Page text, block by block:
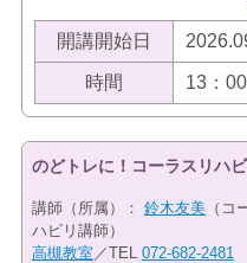
開講開始日
時間 13：
のどトレに！コーラスリハビ
講師（所属）： 鈴木友美（コ
ハビリ講師）
高槻教室 ／TEL 072-682-2481